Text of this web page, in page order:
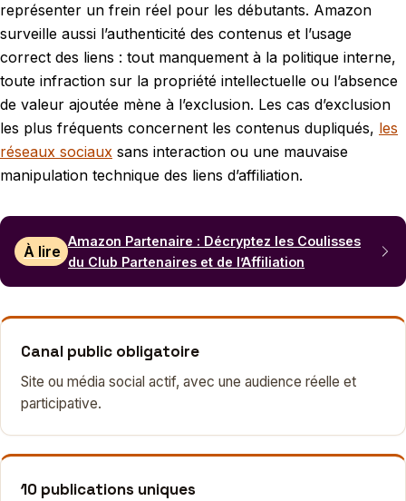
représenter un frein réel pour les débutants. Amazon
surveille aussi l’authenticité des contenus et l’usage
correct des liens : tout manquement à la politique interne,
toute infraction sur la propriété intellectuelle ou l’absence
de valeur ajoutée mène à l’exclusion. Les cas d’exclusion
les plus fréquents concernent les contenus dupliqués, les
réseaux sociaux sans interaction ou une mauvaise
manipulation technique des liens d’affiliation.
À lire
Amazon Partenaire : Décryptez les Coulisses
du Club Partenaires et de l’Affiliation
Canal public obligatoire
Site ou média social actif, avec une audience réelle et
participative.
10 publications uniques